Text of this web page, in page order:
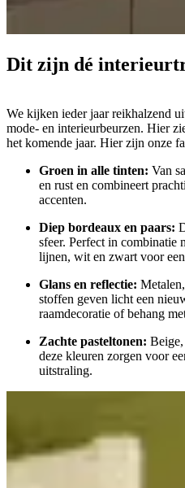
Dit zijn dé
We kijken ieder jaar reikhalzend
mode- en interieurbeurzen. Hier
het komende jaar. Hier zijn onze
Groen in alle tinten: Van
en rust en combineert
accenten.
Diep bordeaux en paars:
sfeer. Perfect in combinatie
lijnen, wit en zwart voor
Glans en reflectie:
stoffen geven licht een
raamdecoratie of behang
Zachte pasteltonen:
deze kleuren zorgen voor
uitstraling.